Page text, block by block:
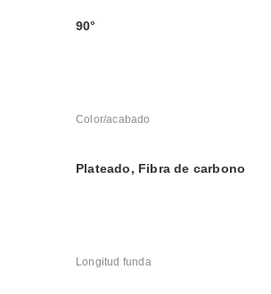
90°
Color/acabado
Plateado, Fibra de carbono
Longitud funda